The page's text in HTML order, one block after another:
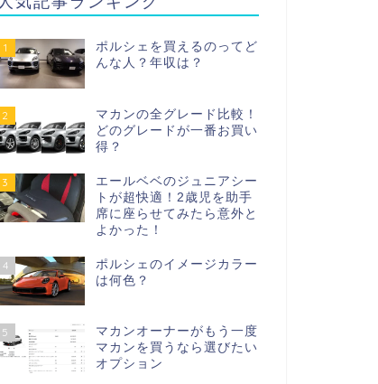
1
ポルシェを買えるのってど
んな人？年収は？
2
マカンの全グレード比較！
どのグレードが一番お買い
得？
3
エールベベのジュニアシー
トが超快適！2歳児を助手
席に座らせてみたら意外と
よかった！
4
ポルシェのイメージカラー
は何色？
5
マカンオーナーがもう一度
マカンを買うなら選びたい
オプション